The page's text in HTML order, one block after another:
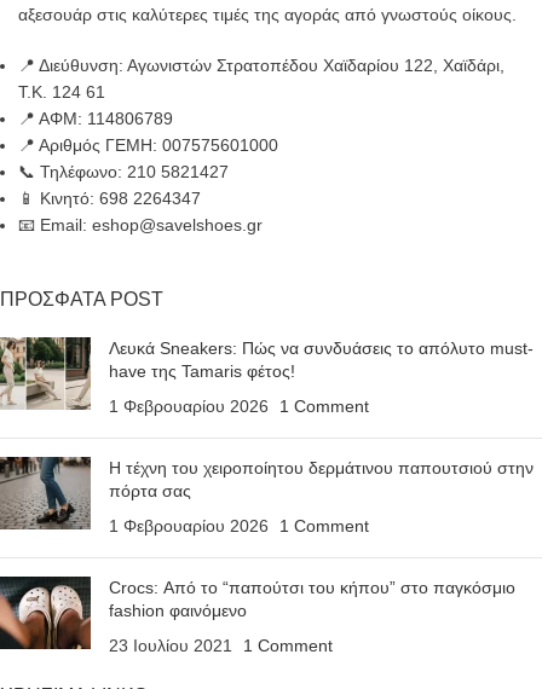
αξεσουάρ στις καλύτερες τιμές της αγοράς από γνωστούς οίκους.
📍 Διεύθυνση: Αγωνιστών Στρατοπέδου Χαϊδαρίου 122, Χαϊδάρι,
Τ.Κ. 124 61
📍 ΑΦΜ: 114806789
📍 Αριθμός ΓΕΜΗ: 007575601000
📞 Τηλέφωνο: 210 5821427
📱 Κινητό: 698 2264347
📧 Email: eshop@savelshoes.gr
ΠΡΟΣΦΑΤΑ POST
Λευκά Sneakers: Πώς να συνδυάσεις το απόλυτο must-
have της Tamaris φέτος!
1 Φεβρουαρίου 2026
1 Comment
Η τέχνη του χειροποίητου δερμάτινου παπουτσιού στην
πόρτα σας
1 Φεβρουαρίου 2026
1 Comment
Crocs: Από το “παπούτσι του κήπου” στο παγκόσμιο
fashion φαινόμενο
23 Ιουλίου 2021
1 Comment